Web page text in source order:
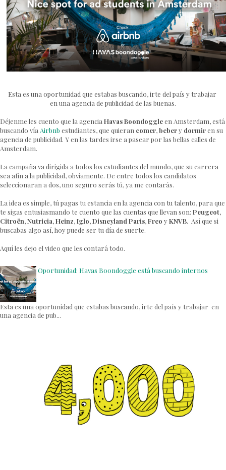
Esta es una oportunidad que estabas buscando, irte del país y trabajar
en una agencia de publicidad de las buenas.
Déjenme les cuento que la agenciaHavas Boondoggleen Amsterdam, está
buscando víaAirbnb estudiantes, que quieran comer,bebery dormiren su
agencia de publicidad. Y en las tardes irse a pasear por las bellas calles de
Amsterdam.
La campaña va dirigida a todos los estudiantes del mundo, que su carrera
sea afin a la publicidad, obviamente. De entre todos los candidatos
seleccionaran a dos, uno seguro serás tú, ya me contarás.
La idea es simple, tú pagas tu estancia en la agencia con tu talento, para que
te sigas entusiasmando te cuento que las cuentas que llevan son: Peugeot,
Citroën,Nutricia,Heinz,Iglo,Disneyland Paris,Freo yKNVB. Así que si
buscabas algo así, hoy puede ser tu día de suerte.
Aquí les dejo el video que les contará todo.
Oportunidad: Havas Boondoggle está buscando internos
Esta es una oportunidad que estabas buscando, irte del país y trabajar en
una agencia de pub...